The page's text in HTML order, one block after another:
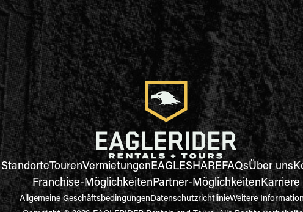
StandorteTourenVermietungenEAGLESHAREFAQsÜber uns
Franchise-MöglichkeitenPartner-MöglichkeitenKarriere
Allgemeine GeschäftsbedingungenDatenschutzrichtlinieWeitere